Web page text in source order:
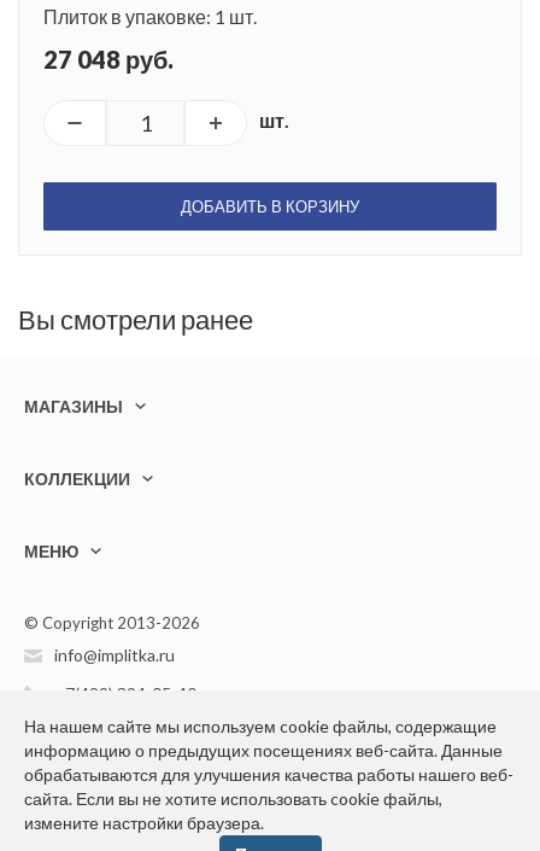
Плиток в упаковке: 1 шт.
27 048 руб.
шт.
ДОБАВИТЬ В КОРЗИНУ
Вы смотрели ранее
МАГАЗИНЫ
КОЛЛЕКЦИИ
МЕНЮ
© Copyright 2013-2026
info@implitka.ru
+7(499) 394-05-40
Конфиденциальность персональной информации
На нашем сайте мы используем cookie файлы, содержащие
информацию о предыдущих посещениях веб-сайта. Данные
обрабатываются для улучшения качества работы нашего веб-
сайта. Если вы не хотите использовать cookie файлы,
измените настройки браузера.